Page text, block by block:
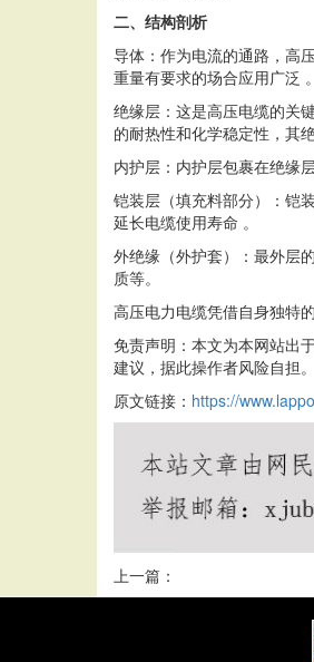
二、结构剖析
导体：作为电流的通路，高
重量有要求的场合应用广泛 。
绝缘层：这是高压电缆的关
的耐热性和化学稳定性，其
内护层：内护层包裹在绝缘
铠装层（填充料部分）：铠
延长电缆使用寿命 。
外绝缘（外护套）：最外层
质等。
高压电力电缆凭借自身独特
免责声明：本文为本网站出
建议，据此操作者风险自担。
原文链接： https://
上一篇：